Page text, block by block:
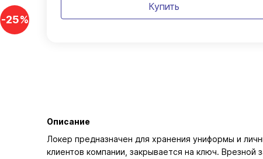
-25%
Купить
Описание
Локер предназначен для хранения униформы и
клиентов компании, закрывается на ключ.